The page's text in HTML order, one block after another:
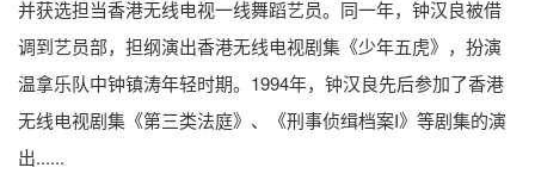
并获选担当香港无线电视一线舞蹈艺员。同一年，钟汉良被借
调到艺员部，担纲演出香港无线电视剧集《少年五虎》，扮演
温拿乐队中钟镇涛年轻时期。1994年，钟汉良先后参加了香港
无线电视剧集《第三类法庭》、《刑事侦缉档案I》等剧集的演
出......